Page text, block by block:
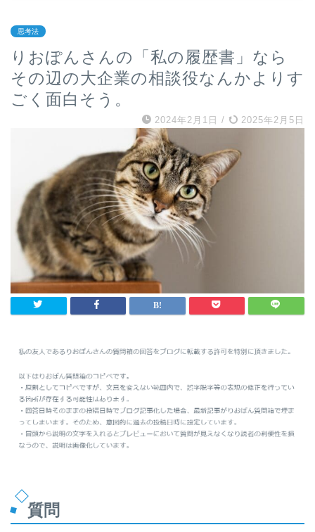
思考法
りおぽんさんの「私の履歴書」なら
その辺の大企業の相談役なんかよりす
ごく面白そう。
2024年2月1日 / 2025年2月5日
質問